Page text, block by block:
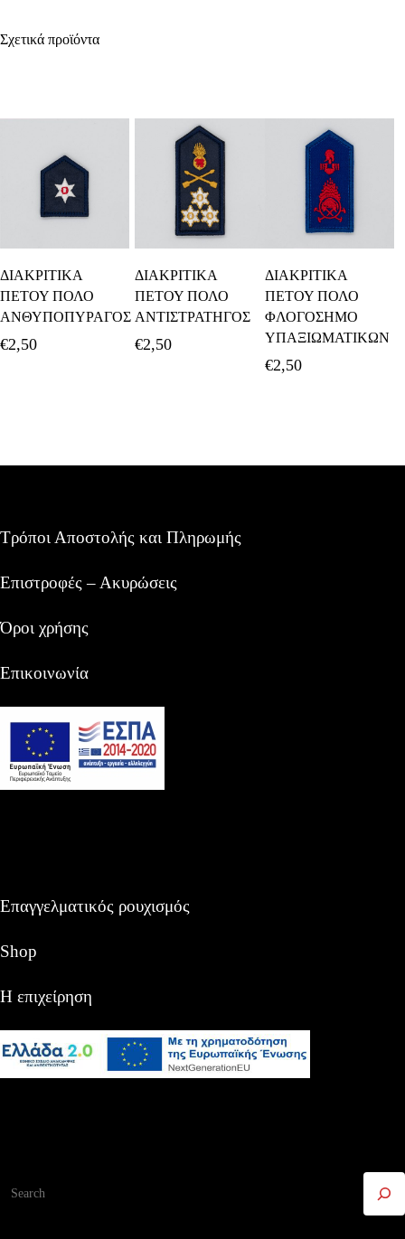
Σχετικά προϊόντα
Καλάθι
ΔΙΑΚΡΙΤΙΚΑ
ΠΕΤΟΥ ΠΟΛΟ
ΑΝΘΥΠΟΠΥΡΑΓΟΣ
€2,50
Περισσότερα
ΔΙΑΚΡΙΤΙΚΑ
ΠΕΤΟΥ ΠΟΛΟ
ΑΝΤΙΣΤΡΑΤΗΓΟΣ
€2,50
Καλάθι
ΔΙΑΚΡΙΤΙΚΑ
ΠΕΤΟΥ ΠΟΛΟ
ΦΛΟΓΟΣΗΜΟ
ΥΠΑΞΙΩΜΑΤΙΚΩΝ
€2,50
Τρόποι Αποστολής και Πληρωμής
Επιστροφές – Ακυρώσεις
Όροι χρήσης
Επικοινωνία
Επαγγελματικός ρουχισμός
Shop
Η επιχείρηση